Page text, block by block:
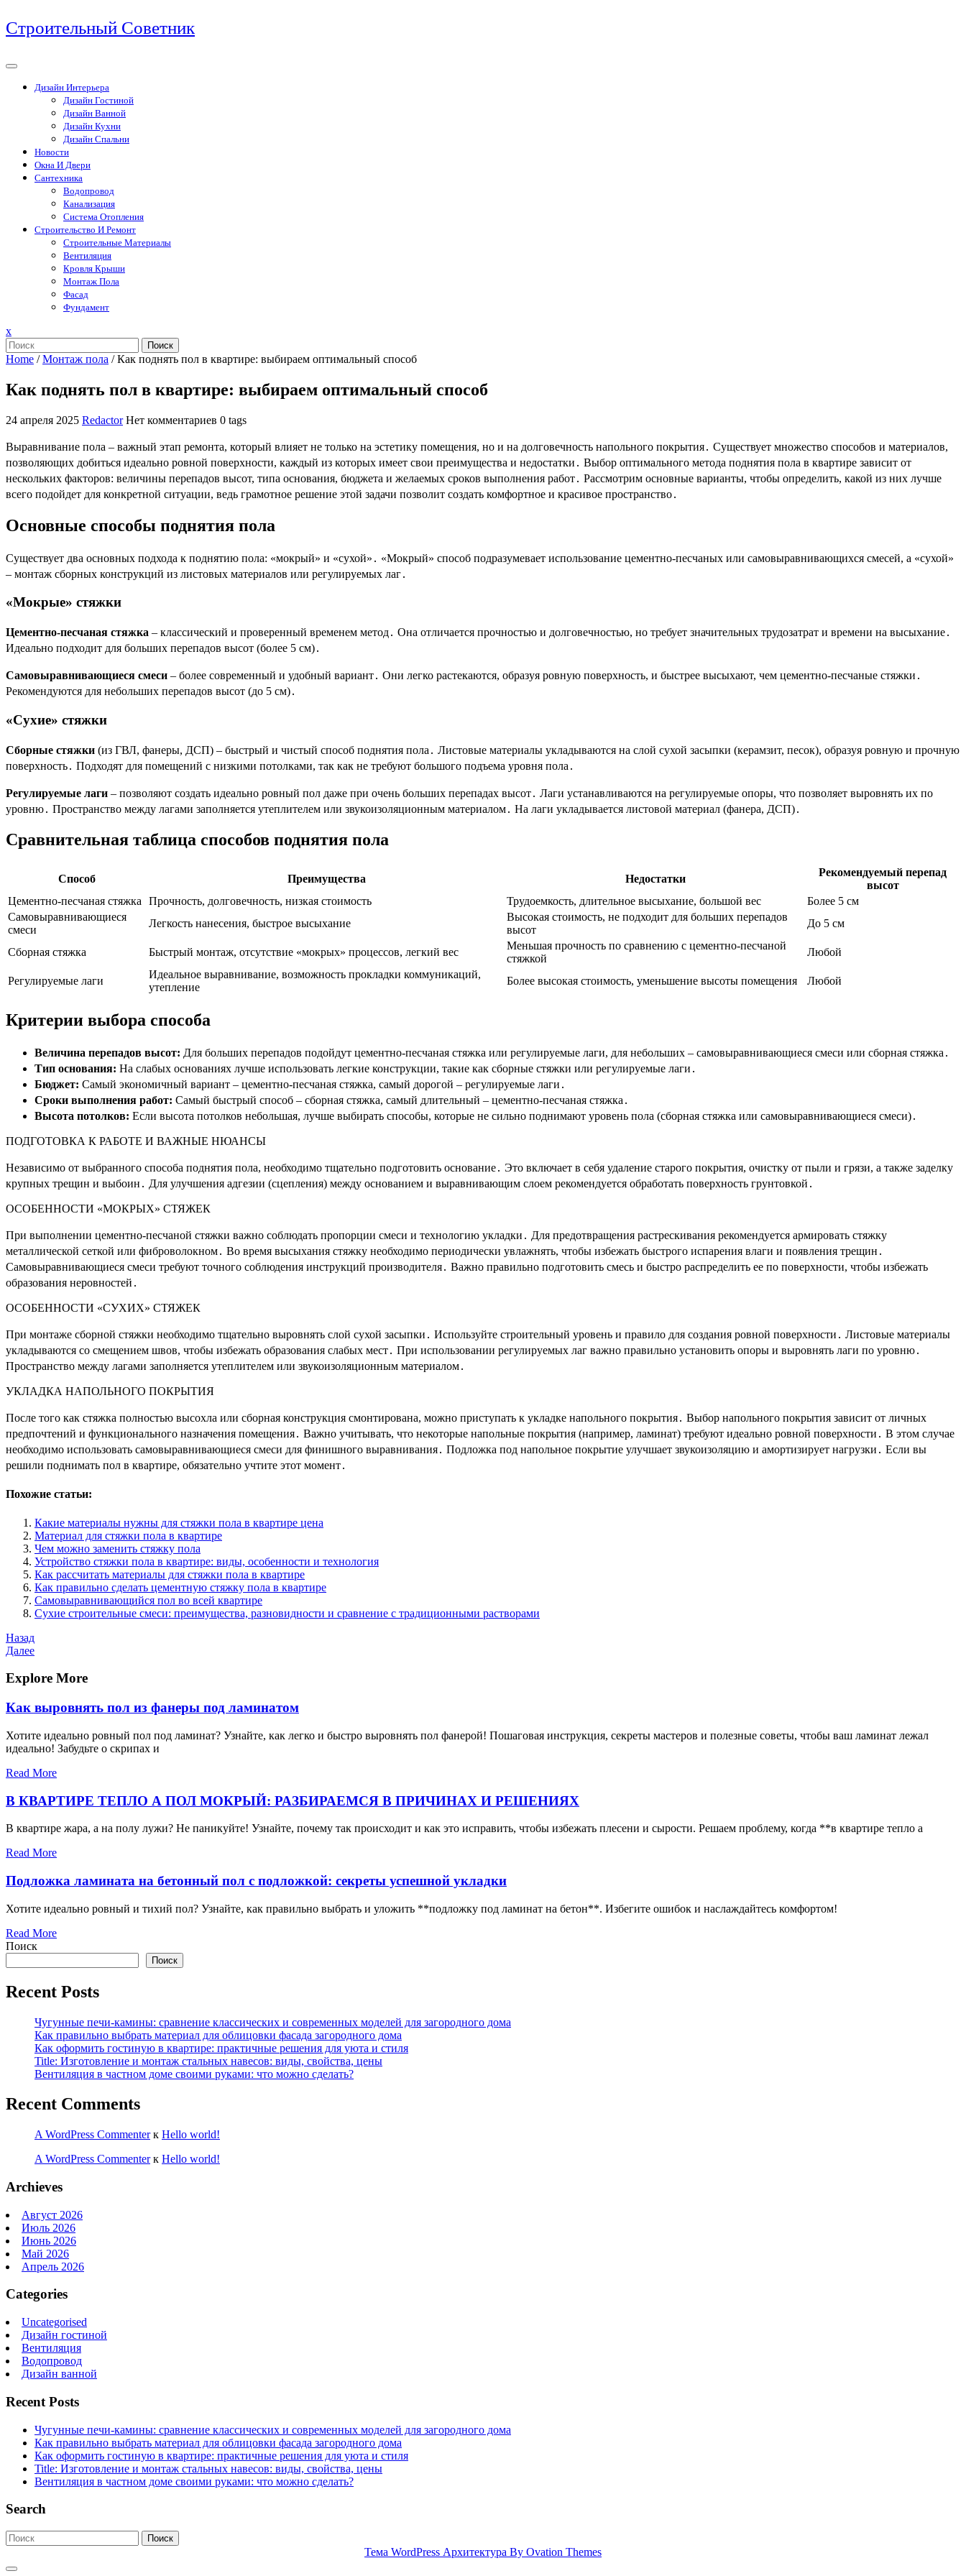
Перейти
к
Строительный Советник
Дизайн Интерьера
Дизайн Гостиной
Дизайн Ванной
Дизайн Кухни
Дизайн Спальни
Новости
Окна И Двери
Сантехника
Водопровод
Канализация
Система Отопления
Строительство И Ремонт
Строительные Материалы
Вентиляция
Кровля Крыши
Монтаж Пола
Фасад
Фундамент
xЗакрыть
меню
Поиск
Home /Монтаж пола /Как поднять пол в квартире: выбираем оптимальный способ
Как поднять пол в квартире: выбираем оптимальный способ
24 апреля 2025 Redactor Нет комментариев 0 tags
Выравнивание пола – важный этап ремонта, который влияет не только на эстетику помещения, но и на долговечность напольного покрытия․ Существует множество способов и материалов,
позволяющих добиться идеально ровной поверхности, каждый из которых имеет свои преимущества и недостатки․ Выбор оптимального метода поднятия пола в квартире зависит от
нескольких факторов: величины перепадов высот, типа основания, бюджета и желаемых сроков выполнения работ․ Рассмотрим основные варианты, чтобы определить, какой из них лучше
всего подойдет для конкретной ситуации, ведь грамотное решение этой задачи позволит создать комфортное и красивое пространство․
Основные способы поднятия пола
Существует два основных подхода к поднятию пола: «мокрый» и «сухой»․ «Мокрый» способ подразумевает использование цементно-песчаных или самовыравнивающихся смесей, а «сухой»
– монтаж сборных конструкций из листовых материалов или регулируемых лаг․
«Мокрые» стяжки
Цементно-песчаная стяжка – классический и проверенный временем метод․ Она отличается прочностью и долговечностью, но требует значительных трудозатрат и времени на высыхание․
Идеально подходит для больших перепадов высот (более 5 см)․
Самовыравнивающиеся смеси – более современный и удобный вариант․ Они легко растекаются, образуя ровную поверхность, и быстрее высыхают, чем цементно-песчаные стяжки․
Рекомендуются для небольших перепадов высот (до 5 см)․
«Сухие» стяжки
Сборные стяжки (из ГВЛ, фанеры, ДСП) – быстрый и чистый способ поднятия пола․ Листовые материалы укладываются на слой сухой засыпки (керамзит, песок), образуя ровную и прочную
поверхность․ Подходят для помещений с низкими потолками, так как не требуют большого подъема уровня пола․
Регулируемые лаги – позволяют создать идеально ровный пол даже при очень больших перепадах высот․ Лаги устанавливаются на регулируемые опоры, что позволяет выровнять их по
уровню․ Пространство между лагами заполняется утеплителем или звукоизоляционным материалом․ На лаги укладывается листовой материал (фанера, ДСП)․
Сравнительная таблица способов поднятия пола
Способ Преимущества Недостатки
Рекомендуемый перепад
высот
Цементно-песчаная стяжка
Прочность, долговечность, низкая стоимость Трудоемкость, длительное высыхание, большой вес
Более 5 см
Самовыравнивающиеся
смеси
Легкость нанесения, быстрое высыхание
Высокая стоимость, не подходит для больших перепадов
высот
До 5 см
Сборная стяжка Быстрый монтаж, отсутствие «мокрых» процессов, легкий вес
Меньшая прочность по сравнению с цементно-песчаной
стяжкой
Любой
Регулируемые лаги
Идеальное выравнивание, возможность прокладки коммуникаций,
утепление
Более высокая стоимость, уменьшение высоты помещения Любой
Критерии выбора способа
Величина перепадов высот: Для больших перепадов подойдут цементно-песчаная стяжка или регулируемые лаги, для небольших – самовыравнивающиеся смеси или сборная стяжка․
Тип основания: На слабых основаниях лучше использовать легкие конструкции, такие как сборные стяжки или регулируемые лаги․
Бюджет: Самый экономичный вариант – цементно-песчаная стяжка, самый дорогой – регулируемые лаги․
Сроки выполнения работ: Самый быстрый способ – сборная стяжка, самый длительный – цементно-песчаная стяжка․
Высота потолков: Если высота потолков небольшая, лучше выбирать способы, которые не сильно поднимают уровень пола (сборная стяжка или самовыравнивающиеся смеси)․
ПОДГОТОВКА К РАБОТЕ И ВАЖНЫЕ НЮАНСЫ
Независимо от выбранного способа поднятия пола, необходимо тщательно подготовить основание․ Это включает в себя удаление старого покрытия, очистку от пыли и грязи, а также заделку
крупных трещин и выбоин․ Для улучшения адгезии (сцепления) между основанием и выравнивающим слоем рекомендуется обработать поверхность грунтовкой․
ОСОБЕННОСТИ «МОКРЫХ» СТЯЖЕК
При выполнении цементно-песчаной стяжки важно соблюдать пропорции смеси и технологию укладки․ Для предотвращения растрескивания рекомендуется армировать стяжку
металлической сеткой или фиброволокном․ Во время высыхания стяжку необходимо периодически увлажнять, чтобы избежать быстрого испарения влаги и появления трещин․
Самовыравнивающиеся смеси требуют точного соблюдения инструкций производителя․ Важно правильно подготовить смесь и быстро распределить ее по поверхности, чтобы избежать
образования неровностей․
ОСОБЕННОСТИ «СУХИХ» СТЯЖЕК
При монтаже сборной стяжки необходимо тщательно выровнять слой сухой засыпки․ Используйте строительный уровень и правило для создания ровной поверхности․ Листовые материалы
укладываются со смещением швов, чтобы избежать образования слабых мест․ При использовании регулируемых лаг важно правильно установить опоры и выровнять лаги по уровню․
Пространство между лагами заполняется утеплителем или звукоизоляционным материалом․
УКЛАДКА НАПОЛЬНОГО ПОКРЫТИЯ
После того как стяжка полностью высохла или сборная конструкция смонтирована, можно приступать к укладке напольного покрытия․ Выбор напольного покрытия зависит от личных
предпочтений и функционального назначения помещения․ Важно учитывать, что некоторые напольные покрытия (например, ламинат) требуют идеально ровной поверхности․ В этом случае
необходимо использовать самовыравнивающиеся смеси для финишного выравнивания․ Подложка под напольное покрытие улучшает звукоизоляцию и амортизирует нагрузки․ Если вы
решили поднимать пол в квартире, обязательно учтите этот момент․
Похожие статьи:
Какие материалы нужны для стяжки пола в квартире цена
Материал для стяжки пола в квартире
Чем можно заменить стяжку пола
Устройство стяжки пола в квартире: виды, особенности и технология
Как рассчитать материалы для стяжки пола в квартире
Как правильно сделать цементную стяжку пола в квартире
Самовыравнивающийся пол во всей квартире
Сухие строительные смеси: преимущества, разновидности и сравнение с традиционными растворами
Навигация
по
записям
Предыдущая
запись
Назад
Следующая
Далее
Explore More
Как выровнять пол из фанеры под ламинатом
Хотите идеально ровный пол под ламинат? Узнайте, как легко и быстро выровнять пол фанерой! Пошаговая инструкция, секреты мастеров и полезные советы, чтобы ваш ламинат лежал
идеально! Забудьте о скрипах и
Read More
В КВАРТИРЕ ТЕПЛО А ПОЛ МОКРЫЙ: РАЗБИРАЕМСЯ В ПРИЧИНАХ И РЕШЕНИЯХ
В квартире жара, а на полу лужи? Не паникуйте! Узнайте, почему так происходит и как это исправить, чтобы избежать плесени и сырости. Решаем проблему, когда **в квартире тепло а
Read More
Подложка ламината на бетонный пол с подложкой: секреты успешной укладки
Хотите идеально ровный и тихий пол? Узнайте, как правильно выбрать и уложить **подложку под ламинат на бетон**. Избегите ошибок и наслаждайтесь комфортом!
Read More
Поиск
Поиск
Recent Posts
Чугунные печи-камины: сравнение классических и современных моделей для загородного дома
Как правильно выбрать материал для облицовки фасада загородного дома
Как оформить гостиную в квартире: практичные решения для уюта и стиля
Title: Изготовление и монтаж стальных навесов: виды, свойства, цены
Вентиляция в частном доме своими руками: что можно сделать?
Recent Comments
A WordPress Commenterк Hello world!
A WordPress Commenterк Hello world!
Archieves
Август 2026
Июль 2026
Июнь 2026
Май 2026
Апрель 2026
Categories
Uncategorised
Дизайн гостиной
Вентиляция
Водопровод
Дизайн ванной
Recent Posts
Чугунные печи-камины: сравнение классических и современных моделей для загородного дома
Как правильно выбрать материал для облицовки фасада загородного дома
Как оформить гостиную в квартире: практичные решения для уюта и стиля
Title: Изготовление и монтаж стальных навесов: виды, свойства, цены
Вентиляция в частном доме своими руками: что можно сделать?
Search
Поиск
Тема WordPress Архитектура By Ovation Themes